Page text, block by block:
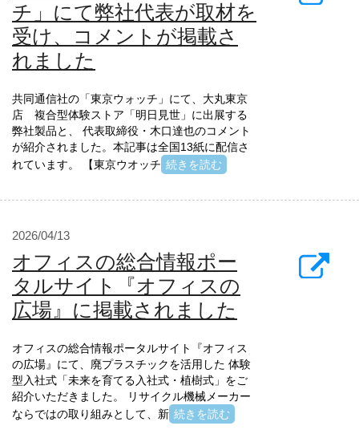
チ」にて弊社代表が取材を
受け、コメントが掲載さ
れました
共同通信社の「東京ウォッチ」にて、大丸東京
店 複合型体験ストア「明日見世」に出展する
弊社製品と、 代表取締役・木口達也のコメント
が紹介されました。本記事は全国13紙に配信さ
れています。 【東京ウオッチ 続きを読む
2026/04/13
オフィスの総合情報ポー
タルサイト『オフィスの
広場』に掲載されました
オフィスの総合情報ポータルサイト『オフィス
の広場』にて、廃プラスチックを活用した 体験
型入社式「未来を育てる入社式・植樹式」をご
紹介いただきました。 リサイクル機械メーカー
ならではの取り組みとして、新 続きを読む